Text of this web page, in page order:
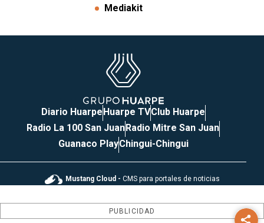
Mediakit
Diario HuarpeHuarpe TVClub Huarpe
Radio La 100 San JuanRadio Mitre San Juan
Guanaco PlayChingui-Chingui
Mustang Cloud - CMS para portales de noticias
PUBLICIDAD